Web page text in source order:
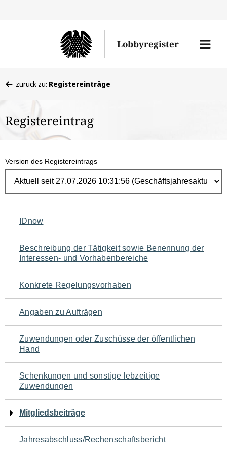
Lobbyregister
Menü
befinden
hier:
zurück zu: Registereinträge
Registereintrag
Version des Registereintrags
Navigation
für
den
Seiteninhalt
IDnow
Beschreibung der Tätigkeit sowie Benennung der
Interessen- und Vorhabenbereiche
Konkrete Regelungsvorhaben
Angaben zu Aufträgen
Zuwendungen oder Zuschüsse der öffentlichen
Hand
Schenkungen und sonstige lebzeitige
Zuwendungen
Mitgliedsbeiträge
Jahresabschluss/Rechenschaftsbericht